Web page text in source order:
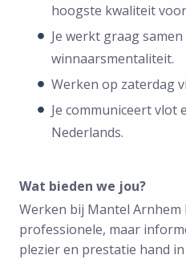
hoogste kwaliteit
Je werkt graag
winnaarsmentaliteit.
Werken op zaterdag
Je communiceert vlot
Nederlands.
Wat bieden we jou?
Werken bij Mantel
professionele, maar
plezier en prestatie hand